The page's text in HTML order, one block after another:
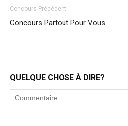
Concours Précédent
Concours Partout Pour Vous
QUELQUE CHOSE À DIRE?